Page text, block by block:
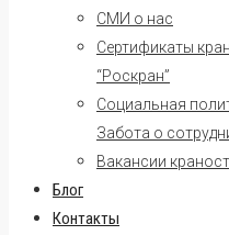
СМИ о нас
Сертификаты
“Роскран”
Социальная
Забота о
Вакансии
Блог
Контакты